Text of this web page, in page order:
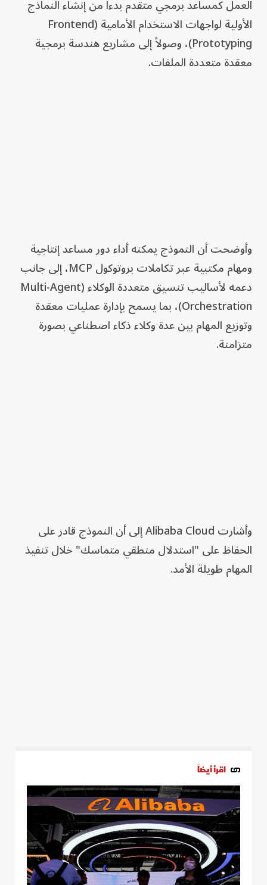
العمل كمساعد برمجي متقدم بدءاً من إنشاء النماذج
الأولية لواجهات الاستخدام الأمامية (Frontend
Prototyping)، وصولاً إلى مشاريع هندسة برمجية
معقدة متعددة الملفات.
وأوضحت أن النموذج يمكنه أداء دور مساعد إنتاجية
ومهام مكتبية عبر تكاملات بروتوكول MCP، إلى جانب
دعمه لأساليب تنسيق متعددة الوكلاء (Multi-Agent
Orchestration)، بما يسمح بإدارة عمليات معقدة
وتوزيع المهام بين عدة وكلاء ذكاء اصطناعي بصورة
متزامنة.
وأشارت Alibaba Cloud إلى أن النموذج قادر على
الحفاظ على "استدلال منطقي متماسك" خلال تنفيذ
المهام طويلة الأمد.
اقرأ أيضاً